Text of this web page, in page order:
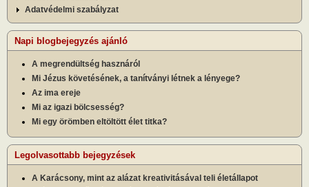
Adatvédelmi szabályzat
Napi blogbejegyzés ajánló
A megrendültség hasznáról
Mi Jézus követésének, a tanítványi létnek a lényege?
Az ima ereje
Mi az igazi bölcsesség?
Mi egy örömben eltöltött élet titka?
Legolvasottabb bejegyzések
A Karácsony, mint az alázat kreativitásával teli életállapot